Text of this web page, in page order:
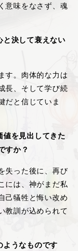
意味をなさず、魂
決して衰えない
す。肉体的な力は
長、そして学び続
だと信じていま
を見出してきた
すか？
失った後に、再び
には、神がまだ私
己犠牲と悔い改め
教訓が込められて
ようなものです